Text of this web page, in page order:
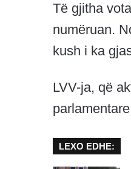
Të gjitha
numëruan.
kush i ka
LVV-ja, që
LEXO EDHE: